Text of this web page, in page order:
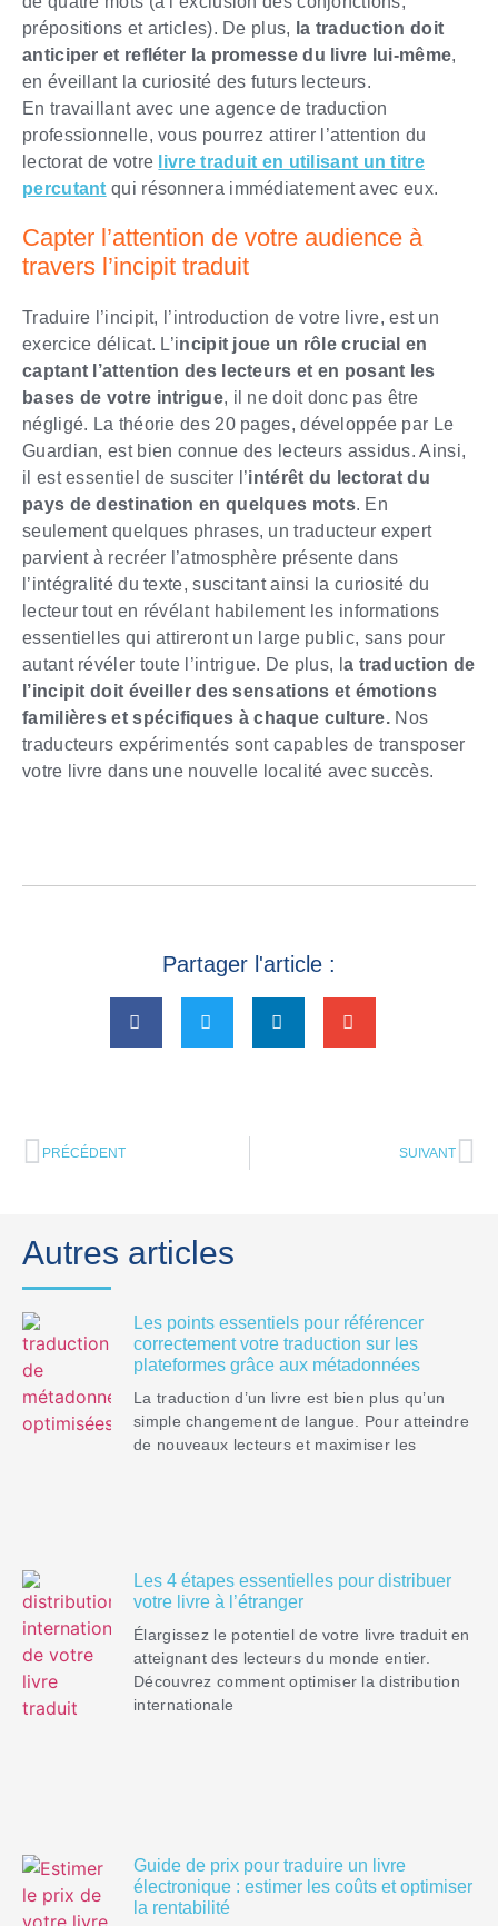
prépositions et articles). De plus, la traduction doit
anticiper et refléter la promesse du livre lui-même,
en éveillant la curiosité des futurs lecteurs.
En travaillant avec une agence de traduction
professionnelle, vous pourrez attirer l’attention du
lectorat de votre livre traduit en utilisant un titre
percutant qui résonnera immédiatement avec eux.
Capter l’attention de votre audience à
travers l’incipit traduit
Traduire l’incipit, l’introduction de votre livre, est un
exercice délicat. L’incipit joue un rôle crucial en
captant l’attention des lecteurs et en posant les
bases de votre intrigue, il ne doit donc pas être
négligé. La théorie des 20 pages, développée par Le
Guardian, est bien connue des lecteurs assidus. Ainsi,
il est essentiel de susciter l’intérêt du lectorat du
pays de destination en quelques mots. En
seulement quelques phrases, un traducteur expert
parvient à recréer l’atmosphère présente dans
l’intégralité du texte, suscitant ainsi la curiosité du
lecteur tout en révélant habilement les informations
essentielles qui attireront un large public, sans pour
autant révéler toute l’intrigue. De plus, l a traduction de
l’incipit doit éveiller des sensations et émotions
familières et spécifiques à chaque culture.Nos
traducteurs expérimentés sont capables de transposer
votre livre dans une nouvelle localité avec succès.
Partager l'article :
PRÉCÉDENT SUIVANT
Autres articles
Les points essentiels pour référencer
correctement votre traduction sur les
plateformes grâce aux métadonnées
La traduction d’un livre est bien plus qu’un
simple changement de langue. Pour atteindre
de nouveaux lecteurs et maximiser les
Les 4 étapes essentielles pour distribuer
votre livre à l’étranger
Élargissez le potentiel de votre livre traduit en
atteignant des lecteurs du monde entier.
Découvrez comment optimiser la distribution
internationale
Guide de prix pour traduire un livre
électronique : estimer les coûts et optimiser
la rentabilité